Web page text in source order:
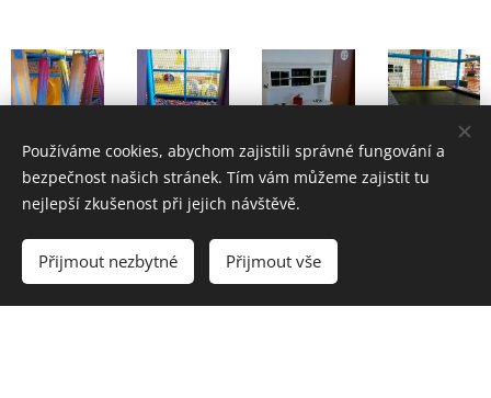
Používáme cookies, abychom zajistili správné fungování a
bezpečnost našich stránek. Tím vám můžeme zajistit tu
nejlepší zkušenost při jejich návštěvě.
Přijmout nezbytné Přijmout vše